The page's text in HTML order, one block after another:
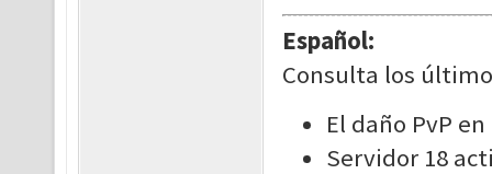
Español:
Consulta los
El daño PvP
Servidor 18